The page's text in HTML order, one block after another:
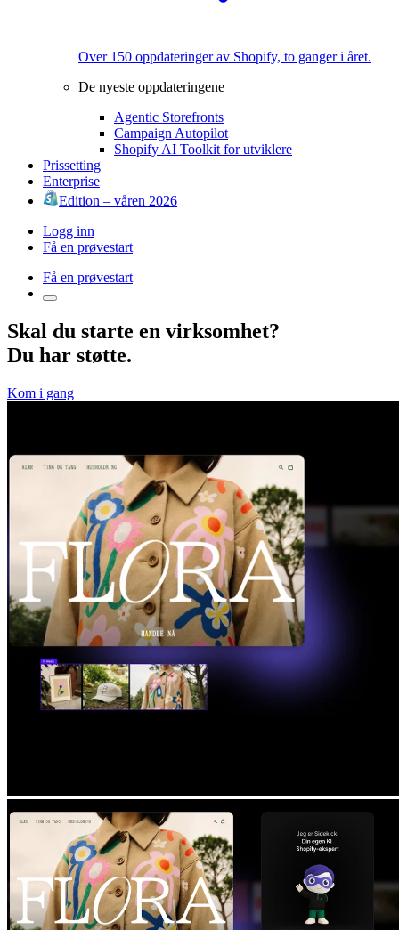
Over 150 oppdateringer av Shopify, to ganger i året.
De nyeste oppdateringene
Agentic Storefronts
Campaign Autopilot
Shopify AI Toolkit for utviklere
Prissetting
Enterprise
Edition – våren 2026
Logg inn
Få en prøvestart
Få en prøvestart
Skal du starte en virksomhet?
Du har støtte.
Kom i gang